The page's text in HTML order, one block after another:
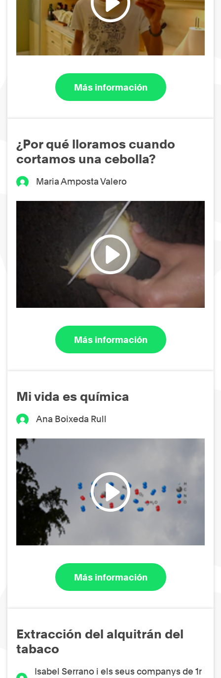
Más información
¿Por qué lloramos cuando
cortamos una cebolla?
Maria Amposta Valero
Más información
Mi vida es química
Ana Boixeda Rull
Más información
Extracción del alquitrán del
tabaco
Isabel Serrano i els seus companys de 1r